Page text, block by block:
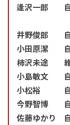
逢沢一郎
井野俊郎
小田原潔
柿沢未途
小島敏文
小松裕 自
今野智博
佐藤ゆかり